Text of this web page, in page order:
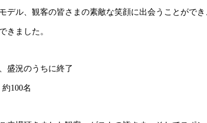
デル、観客の皆さまの素敵な笑顔に出会うことがで
きました。
盛況のうちに終了
100名